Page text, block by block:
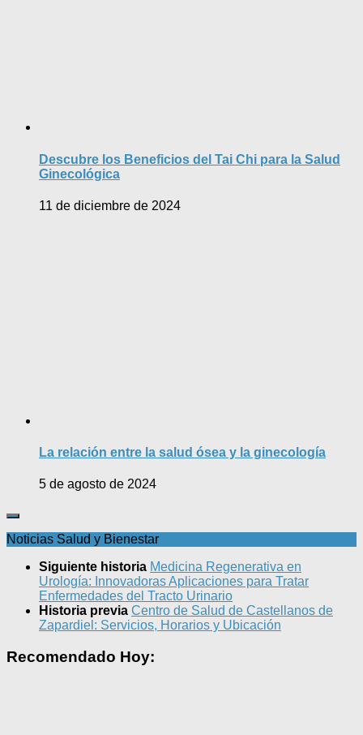
Descubre los Beneficios del Tai Chi para la Salud
Ginecológica
11 de diciembre de 2024
La relación entre la salud ósea y la ginecología
5 de agosto de 2024
Noticias Salud y Bienestar
Siguiente historia Medicina Regenerativa en
Urología: Innovadoras Aplicaciones para Tratar
Enfermedades del Tracto Urinario
Historia previa Centro de Salud de Castellanos de
Zapardiel: Servicios, Horarios y Ubicación
Recomendado Hoy: